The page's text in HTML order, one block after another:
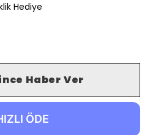
Hediye
Haber Ver